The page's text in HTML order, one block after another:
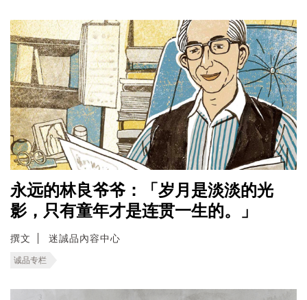
永远的林良爷爷：「岁月是淡淡的光
影，只有童年才是连贯一生的。」
撰文 迷誠品內容中心
诚品专栏